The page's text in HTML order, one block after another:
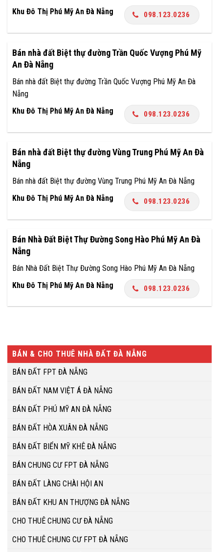
Khu Đô Thị Phú Mỹ An Đà Nẵng
098.123.0236
Bán nhà đất Biệt thự đường Trần Quốc Vượng Phú Mỹ
An Đà Nẵng
Bán nhà đất Biệt thự đường Trần Quốc Vượng Phú Mỹ An Đà
Nẵng
Khu Đô Thị Phú Mỹ An Đà Nẵng
098.123.0236
Bán nhà đất Biệt thự đường Vùng Trung Phú Mỹ An Đà
Nẵng
Bán nhà đất Biệt thự đường Vùng Trung Phú Mỹ An Đà Nẵng
Khu Đô Thị Phú Mỹ An Đà Nẵng
098.123.0236
Bán Nhà Đất Biệt Thự Đường Song Hào Phú Mỹ An Đà
Nẵng
Bán Nhà Đất Biệt Thự Đường Song Hào Phú Mỹ An Đà Nẵng
Khu Đô Thị Phú Mỹ An Đà Nẵng
098.123.0236
BÁN & CHO THUÊ NHÀ ĐẤT ĐÀ NẴNG
BÁN ĐẤT FPT ĐÀ NẴNG
BÁN ĐẤT NAM VIỆT Á ĐÀ NẴNG
BÁN ĐẤT PHÚ MỸ AN ĐÀ NẴNG
BÁN ĐẤT HÒA XUÂN ĐÀ NẴNG
BÁN ĐẤT BIỂN MỸ KHÊ ĐÀ NẴNG
BÁN CHUNG CƯ FPT ĐÀ NẴNG
BÁN ĐẤT LÀNG CHÀI HỘI AN
BÁN ĐẤT KHU AN THƯỢNG ĐÀ NẴNG
CHO THUÊ CHUNG CƯ ĐÀ NẴNG
CHO THUÊ CHUNG CƯ FPT ĐÀ NẴNG